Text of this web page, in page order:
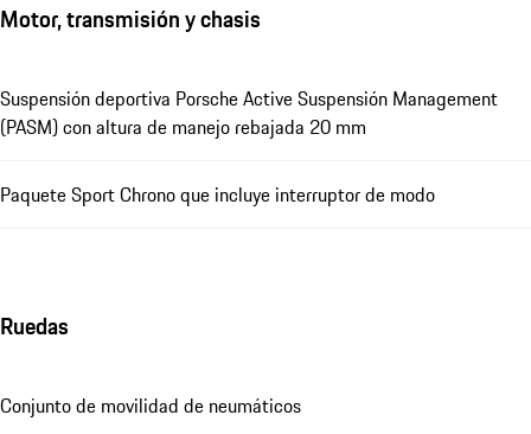
Motor, transmisión y chasis
Suspensión deportiva Porsche Active Suspensión Management
(PASM) con altura de manejo rebajada 20 mm
Paquete Sport Chrono que incluye interruptor de modo
Ruedas
Conjunto de movilidad de neumáticos